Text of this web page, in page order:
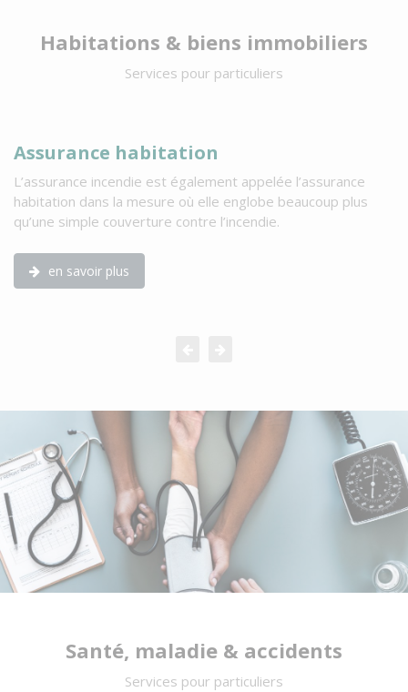
Habitations & biens immobiliers
Services pour particuliers
Assurance habitation
L’assurance incendie est également appelée l’assurance
habitation dans la mesure où elle englobe beaucoup plus
qu’une simple couverture contre l’incendie.
en savoir plus
Santé, maladie & accidents
Services pour particuliers